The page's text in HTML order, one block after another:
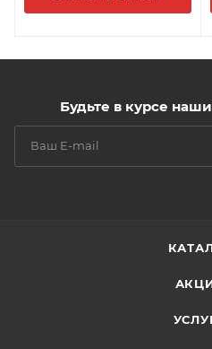
Будьте в курсе